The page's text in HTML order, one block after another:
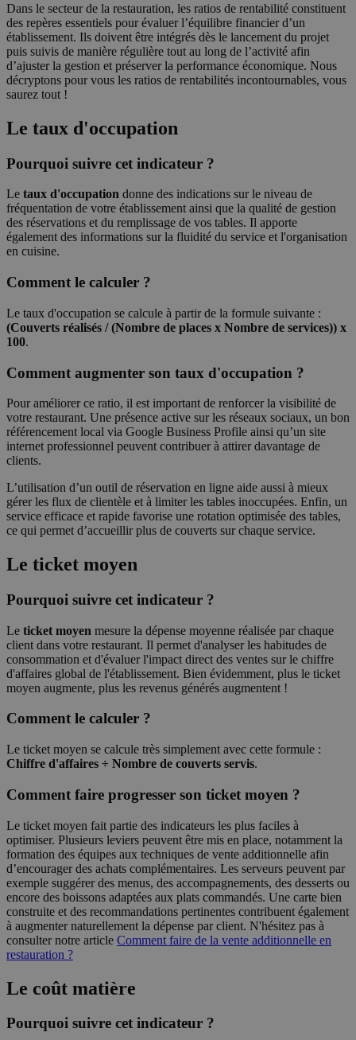
Dans le secteur de la restauration, les ratios de rentabilité constituent
des repères essentiels pour évaluer l’équilibre financier d’un
établissement. Ils doivent être intégrés dès le lancement du projet
puis suivis de manière régulière tout au long de l’activité afin
d’ajuster la gestion et préserver la performance économique. Nous
décryptons pour vous les ratios de rentabilités incontournables, vous
saurez tout !
Le taux d'occupation
Pourquoi suivre cet indicateur ?
Le taux d'occupation donne des indications sur le niveau de
fréquentation de votre établissement ainsi que la qualité de gestion
des réservations et du remplissage de vos tables. Il apporte
également des informations sur la fluidité du service et l'organisation
en cuisine.
Comment le calculer ?
Le taux d'occupation se calcule à partir de la formule suivante :
(Couverts réalisés / (Nombre de places x Nombre de services)) x
100.
Comment augmenter son taux d'occupation ?
Pour améliorer ce ratio, il est important de renforcer la visibilité de
votre restaurant. Une présence active sur les réseaux sociaux, un bon
référencement local via Google Business Profile ainsi qu’un site
internet professionnel peuvent contribuer à attirer davantage de
clients.
L’utilisation d’un outil de réservation en ligne aide aussi à mieux
gérer les flux de clientèle et à limiter les tables inoccupées. Enfin, un
service efficace et rapide favorise une rotation optimisée des tables,
ce qui permet d’accueillir plus de couverts sur chaque service.
Le ticket moyen
Pourquoi suivre cet indicateur ?
Le ticket moyen mesure la dépense moyenne réalisée par chaque
client dans votre restaurant. Il permet d'analyser les habitudes de
consommation et d'évaluer l'impact direct des ventes sur le chiffre
d'affaires global de l'établissement. Bien évidemment, plus le ticket
moyen augmente, plus les revenus générés augmentent !
Comment le calculer ?
Le ticket moyen se calcule très simplement avec cette formule :
Chiffre d'affaires ÷ Nombre de couverts servis.
Comment faire progresser son ticket moyen ?
Le ticket moyen fait partie des indicateurs les plus faciles à
optimiser. Plusieurs leviers peuvent être mis en place, notamment la
formation des équipes aux techniques de vente additionnelle afin
d’encourager des achats complémentaires. Les serveurs peuvent par
exemple suggérer des menus, des accompagnements, des desserts ou
encore des boissons adaptées aux plats commandés. Une carte bien
construite et des recommandations pertinentes contribuent également
à augmenter naturellement la dépense par client. N'hésitez pas à
consulter notre article Comment faire de la vente additionnelle en
restauration ?
Le coût matière
Pourquoi suivre cet indicateur ?